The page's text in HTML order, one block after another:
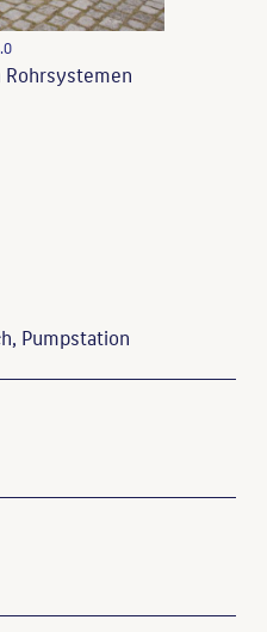
Pumpstation